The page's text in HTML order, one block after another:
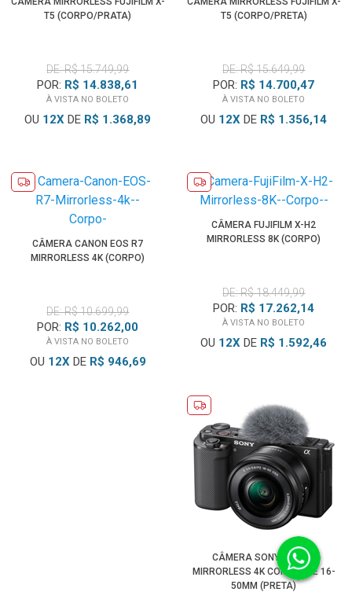
T5 (CORPO/PRATA)
DE: R$ 15.749,99
POR: R$ 14.838,61
À VISTA NO BOLETO
OU 12X DE R$ 1.368,89
T5 (CORPO/PRETA)
DE: R$ 15.649,99
POR: R$ 14.700,47
À VISTA NO BOLETO
OU 12X DE R$ 1.356,14
CÂMERA CANON EOS R7
MIRRORLESS 4K (CORPO)
DE: R$ 10.699,99
POR: R$ 10.262,00
À VISTA NO BOLETO
OU 12XDE R$ 946,69
CÂMERA FUJIFILM X-H2
MIRRORLESS 8K (CORPO)
DE: R$ 18.449,99
POR: R$ 17.262,14
À VISTA NO BOLETO
OU 12X DE R$ 1.592,46
CÂMERA SONY ZV-E10
MIRRORLESS 4K COM LENTE 16-
50MM (PRETA)